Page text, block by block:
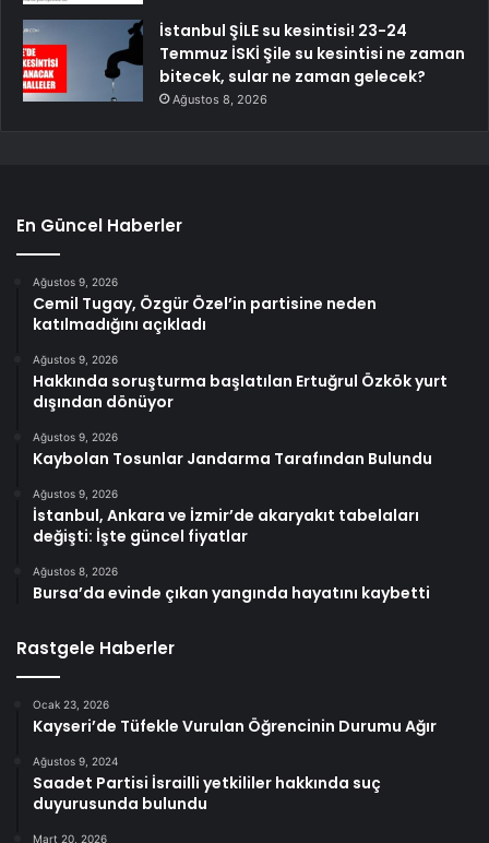
İstanbul ŞİLE su kesintisi! 23-24
Temmuz İSKİ Şile su kesintisi ne zaman
bitecek, sular ne zaman gelecek?
Ağustos 8, 2026
En Güncel Haberler
Ağustos 9, 2026
Cemil Tugay, Özgür Özel’in partisine neden
katılmadığını açıkladı
Ağustos 9, 2026
Hakkında soruşturma başlatılan Ertuğrul Özkök yurt
dışından dönüyor
Ağustos 9, 2026
Kaybolan Tosunlar Jandarma Tarafından Bulundu
Ağustos 9, 2026
İstanbul, Ankara ve İzmir’de akaryakıt tabelaları
değişti: İşte güncel fiyatlar
Ağustos 8, 2026
Bursa’da evinde çıkan yangında hayatını kaybetti
Rastgele Haberler
Ocak 23, 2026
Kayseri’de Tüfekle Vurulan Öğrencinin Durumu Ağır
Ağustos 9, 2024
Saadet Partisi İsrailli yetkililer hakkında suç
duyurusunda bulundu
Mart 20, 2026